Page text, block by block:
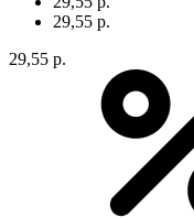
29,55 р.
29,55 р.